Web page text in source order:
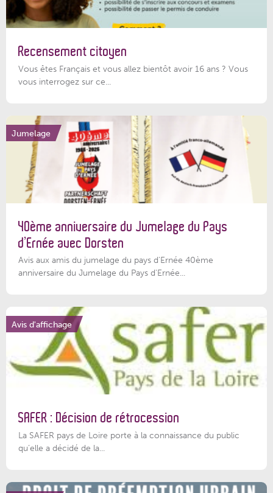
Recensement citoyen
Vous êtes Français et vous allez bientôt avoir 16 ans ? Vous
vous interrogez sur ce...
Jumelage
40ème anniversaire du Jumelage du Pays
d’Ernée avec Dorsten
Avis aux amis du jumelage du pays d'Ernée 40ème
anniversaire du Jumelage du Pays d'Ernée...
Avis d'affichage
SAFER : Décision de rétrocession
La SAFER pays de Loire porte à la connaissance du public
qu’elle a décidé de la...